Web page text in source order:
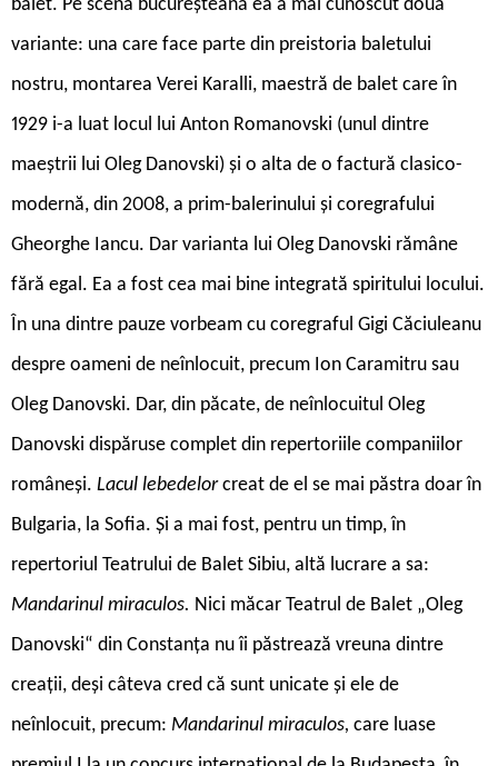
balet. Pe scena bucureșteană ea a mai cunoscut două
variante: una care face parte din preistoria baletului
nostru, montarea Verei Karalli, maestră de balet care în
1929 i-a luat locul lui Anton Romanovski (unul dintre
maeștrii lui Oleg Danovski) și o alta de o factură clasico-
modernă, din 2008, a prim-balerinului și coregrafului
Gheorghe Iancu. Dar varianta lui Oleg Danovski rămâne
fără egal. Ea a fost cea mai bine integrată spiritului locului.
În una dintre pauze vorbeam cu coregraful Gigi Căciuleanu
despre oameni de neînlocuit, precum Ion Caramitru sau
Oleg Danovski. Dar, din păcate, de neînlocuitul Oleg
Danovski dispăruse complet din repertoriile companiilor
româneși. Lacul lebedelorcreat de el se mai păstra doar în
Bulgaria, la Sofia. Și a mai fost, pentru un timp, în
repertoriul Teatrului de Balet Sibiu, altă lucrare a sa:
Mandarinul miraculos. Nici măcar Teatrul de Balet „Oleg
Danovski“ din Constanța nu îi păstrează vreuna dintre
creații, deși câteva cred că sunt unicate și ele de
neînlocuit, precum: Mandarinul miraculos, care luase